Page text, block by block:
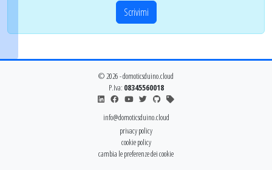
Scrivimi
© 2026 - domoticsduino.cloud
P.Iva: 08345560018
info@domoticsduino.cloud
privacy policy
cookie policy
cambia le preferenze dei cookie